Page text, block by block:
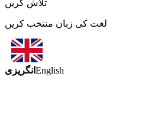
تلاش کریں
لغت کی زبان منتخب کریں
انگریزی English